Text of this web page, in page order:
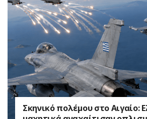
Σκηνικό πολέμου στο Αιγαίο: